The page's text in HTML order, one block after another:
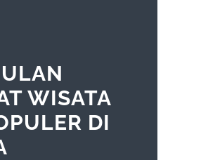
WISATA
DI